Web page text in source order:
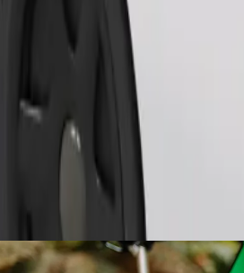
elektrycznych